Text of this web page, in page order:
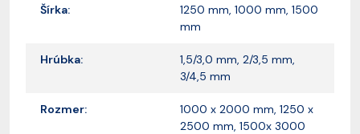
Šírka:
1250 mm, 1000 mm, 1500
mm
Hrúbka:
1,5/3,0 mm, 2/3,5 mm,
3/4,5 mm
Rozmer:
1000 x 2000 mm, 1250 x
2500 mm, 1500x 3000